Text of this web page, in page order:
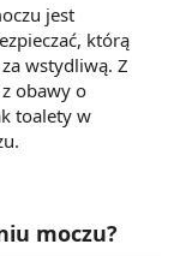
jest
którą
wstydliwą. Z
obawy o
toalety w
moczu?